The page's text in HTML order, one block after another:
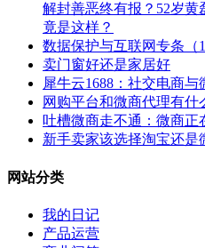
解封善恶终有报？52岁
竟是这样？
数据保护与互联网专条（
卖门窗好还是家居好
犀牛云1688：社交电商与
网购平台和微商代理有
吐槽微商走不通：微商正
新手卖家该选择淘宝还是
网站分类
我的日记
产品运营